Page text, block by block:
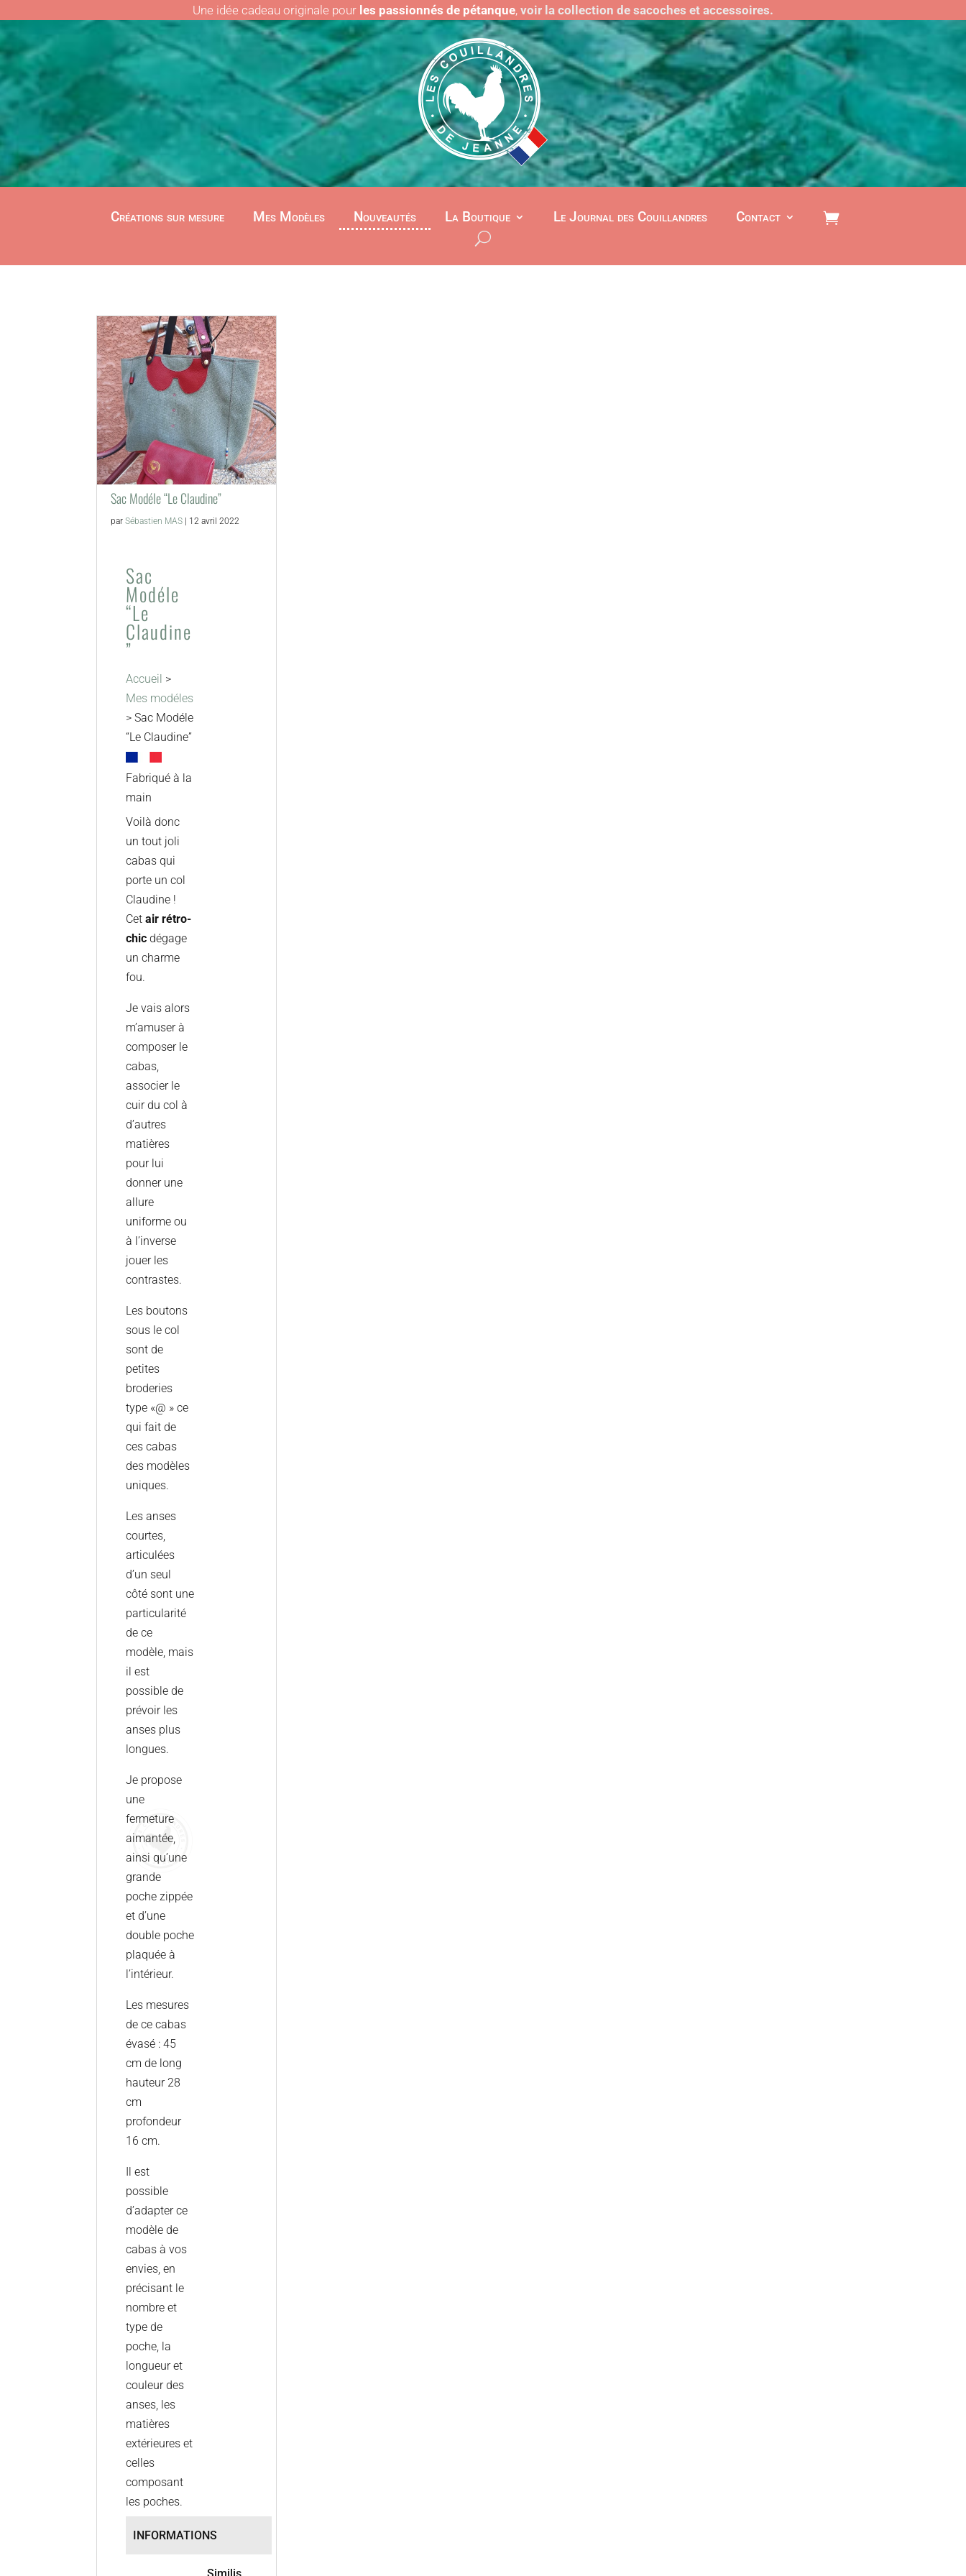
Une idée cadeau originale pour les passionnés de pétanque, voir la collection de sacoches et accessoires.
Créations sur mesure Mes Modèles Nouveautés La Boutique Le Journal des Couillandres Contact
Sac Modéle “Le Claudine”
parSébastien MAS | 12 avril 2022
Sac
Modéle
“Le
Claudine
”
Accueil >
Mes modéles
> Sac Modéle
“Le Claudine”
Fabriqué à la
main
Voilà donc
un tout joli
cabas qui
porte un col
Claudine !
Cetair rétro-
chic dégage
un charme
fou.
Je vais alors
m’amuser à
composer le
cabas,
associer le
cuir du col à
d’autres
matières
pour lui
donner une
allure
uniforme ou
à l’inverse
jouer les
contrastes.
Les boutons
sous le col
sont de
petites
broderies
type «@ » ce
qui fait de
ces cabas
des modèles
uniques.
Les anses
courtes,
articulées
d’un seul
côté sont une
particularité
de ce
modèle, mais
il est
possible de
prévoir les
anses plus
longues.
Je propose
une
fermeture
aimantée,
ainsi qu’une
grande
poche zippée
et d’une
double poche
plaquée à
l’intérieur.
Les mesures
de ce cabas
évasé : 45
cm de long
hauteur 28
cm
profondeur
16 cm.
Il est
possible
d’adapter ce
modèle de
cabas à vos
envies, en
précisant le
nombre et
type de
poche, la
longueur et
couleur des
anses, les
matières
extérieures et
celles
composant
les poches.
INFORMATIONS